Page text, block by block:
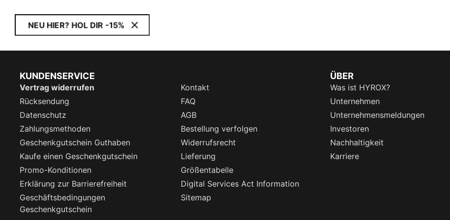
NEU HIER? HOL DIR -15%
KUNDENSERVICE
Vertrag widerrufen
Kontakt
Rücksendung
FAQ
Datenschutz
AGB
Zahlungsmethoden
Bestellung verfolgen
Geschenkgutschein Guthaben
Widerrufsrecht
Kaufe einen Geschenkgutschein
Lieferung
Promo-Konditionen
Größentabelle
Erklärung zur Barrierefreiheit
Digital Services Act Information
Geschäftsbedingungen
Geschenkgutschein
Sitemap
ÜBER
Was ist HYROX?
Unternehmen
Unternehmensmeldungen
Investoren
Nachhaltigkeit
Karriere